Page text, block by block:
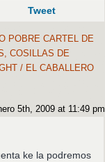
Tweet
POBRE CARTEL DE
COSILLAS DE
/ EL CABALLERO
5th, 2009 at 11:49 pm
ke la podremos